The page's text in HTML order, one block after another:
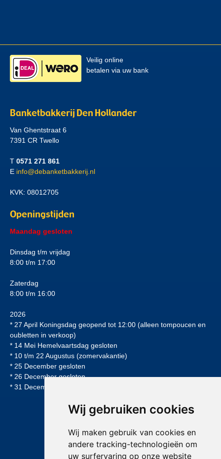
Wij gebruiken cookies
Wij maken gebruik van cookies en
andere tracking-technologieën om
uw surfervaring op onze website
Veilig online
betalen via uw bank
Banketbakkerij Den Hollander
Van Ghentstraat 6
7391 CR Twello
T 0571 271 861
E info@debanketbakkerij.nl
KVK: 08012705
Openingstijden
Maandag gesloten
Dinsdag t/m vrijdag
8:00 t/m 17:00
Zaterdag
8:00 t/m 16:00
2026
* 27 April Koningsdag geopend tot 12:00 (alleen tompoucen en
oubletten in verkoop)
* 14 Mei Hemelvaartsdag gesloten
* 10 t/m 22 Augustus (zomervakantie)
* 25 December gesloten
* 26 December gesloten
* 31 December geopend tot 12:00uur